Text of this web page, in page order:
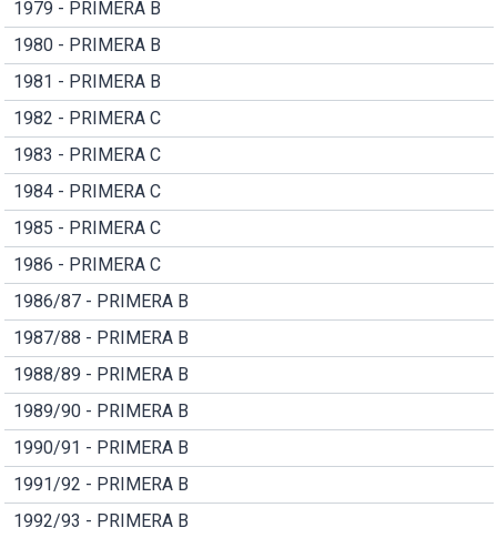
1979 - PRIMERA B
1980 - PRIMERA B
1981 - PRIMERA B
1982 - PRIMERA C
1983 - PRIMERA C
1984 - PRIMERA C
1985 - PRIMERA C
1986 - PRIMERA C
1986/87 - PRIMERA B
1987/88 - PRIMERA B
1988/89 - PRIMERA B
1989/90 - PRIMERA B
1990/91 - PRIMERA B
1991/92 - PRIMERA B
1992/93 - PRIMERA B